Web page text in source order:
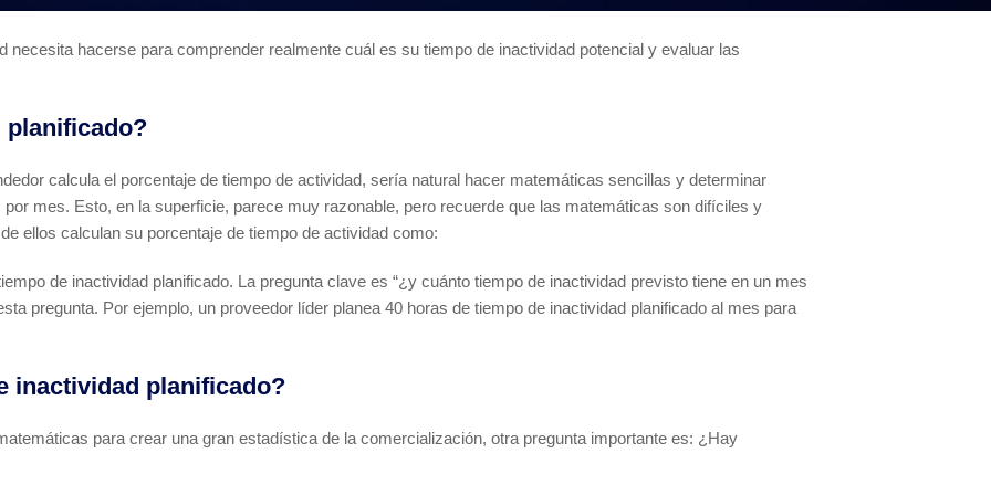
hacerse para comprender realmente cuál es su tiempo de inactividad potencial y evaluar las
planificado?
calcula el porcentaje de tiempo de actividad, sería natural hacer matemáticas sencillas y determinar
mes. Esto, en la superficie, parece muy razonable, pero recuerde que las matemáticas son difíciles y
ellos calculan su porcentaje de tiempo de actividad como:
de inactividad planificado. La pregunta clave es “¿y cuánto tiempo de inactividad previsto tiene en un mes
pregunta. Por ejemplo, un proveedor líder planea 40 horas de tiempo de inactividad planificado al mes para
inactividad planificado?
para crear una gran estadística de la comercialización, otra pregunta importante es: ¿Hay